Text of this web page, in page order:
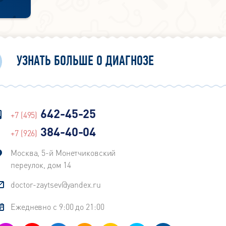
УЗНАТЬ БОЛЬШЕ О ДИАГНОЗЕ
+7 (495) 642-45-25
+7 (926) 384-40-04
Москва, 5-й Монетчиковский
переулок, дом 14
doctor-zaytsev@yandex.ru
Ежедневно с 9:00 до 21:00